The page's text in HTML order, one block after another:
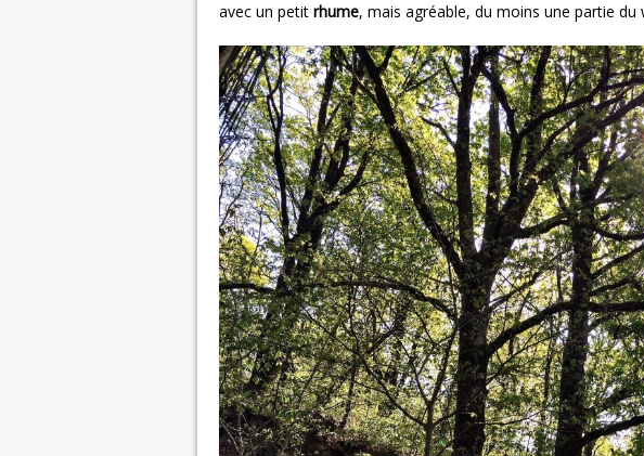
avec un petit rhume, mais agréable, du moins une partie du